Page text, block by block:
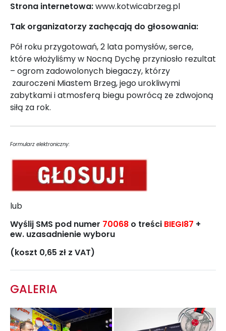
Strona internetowa:www.kotwicabrzeg.pl
Tak organizatorzy zachęcają do głosowania:
Pół roku przygotowań, 2 lata pomysłów, serce,
które włożyliśmy w Nocną Dychę przyniosło rezultat
– ogrom zadowolonych biegaczy, którzy
zauroczeni Miastem Brzeg, jego urokliwymi
zabytkami i atmosferą biegu powrócą ze zdwojoną
siłą za rok.
Formularz elektroniczny:
lub
Wyślij SMS pod numer 70068 o treści BIEGI87 +
ew. uzasadnienie wyboru
(koszt 0,65 zł z VAT)
GALERIA